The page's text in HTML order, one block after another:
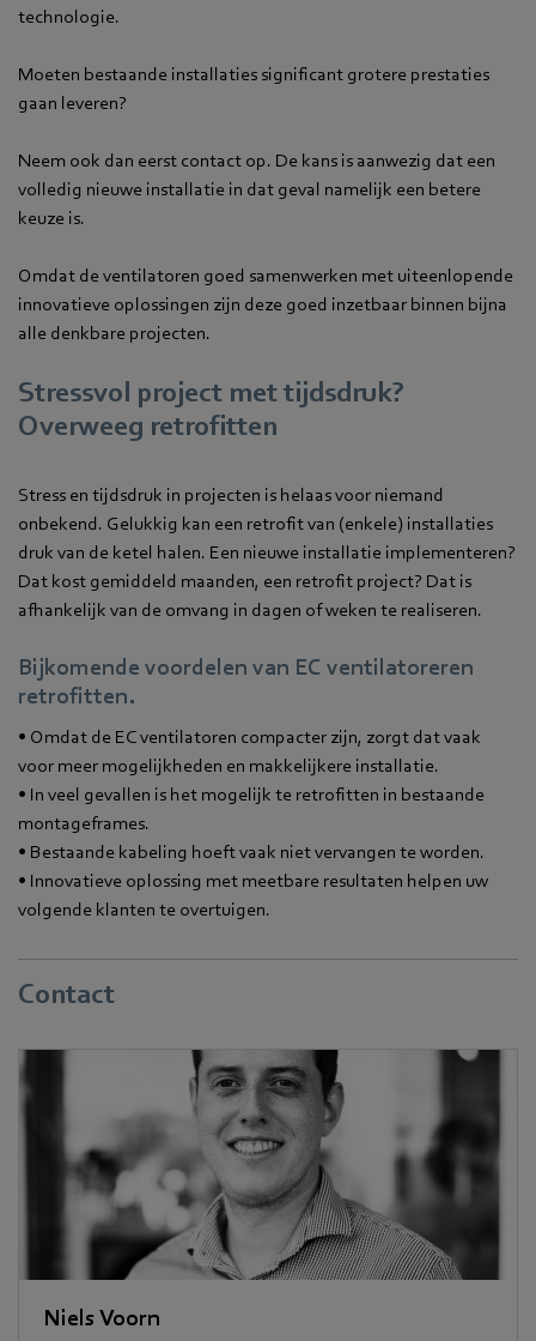
technologie.
Moeten bestaande installaties significant grotere prestaties
gaan leveren?
Neem ook dan eerst contact op. De kans is aanwezig dat een
volledig nieuwe installatie in dat geval namelijk een betere
keuze is.
Omdat de ventilatoren goed samenwerken met uiteenlopende
innovatieve oplossingen zijn deze goed inzetbaar binnen bijna
alle denkbare projecten.
Stressvol project met tijdsdruk?
Overweeg retrofitten
Stress en tijdsdruk in projecten is helaas voor niemand
onbekend. Gelukkig kan een retrofit van (enkele) installaties
druk van de ketel halen. Een nieuwe installatie implementeren?
Dat kost gemiddeld maanden, een retrofit project? Dat is
afhankelijk van de omvang in dagen of weken te realiseren.
Bijkomende voordelen van EC ventilatoreren
retrofitten.
• Omdat de EC ventilatoren compacter zijn, zorgt dat vaak
voor meer mogelijkheden en makkelijkere installatie.
• In veel gevallen is het mogelijk te retrofitten in bestaande
montageframes.
• Bestaande kabeling hoeft vaak niet vervangen te worden.
• Innovatieve oplossing met meetbare resultaten helpen uw
volgende klanten te overtuigen.
Contact
Niels Voorn